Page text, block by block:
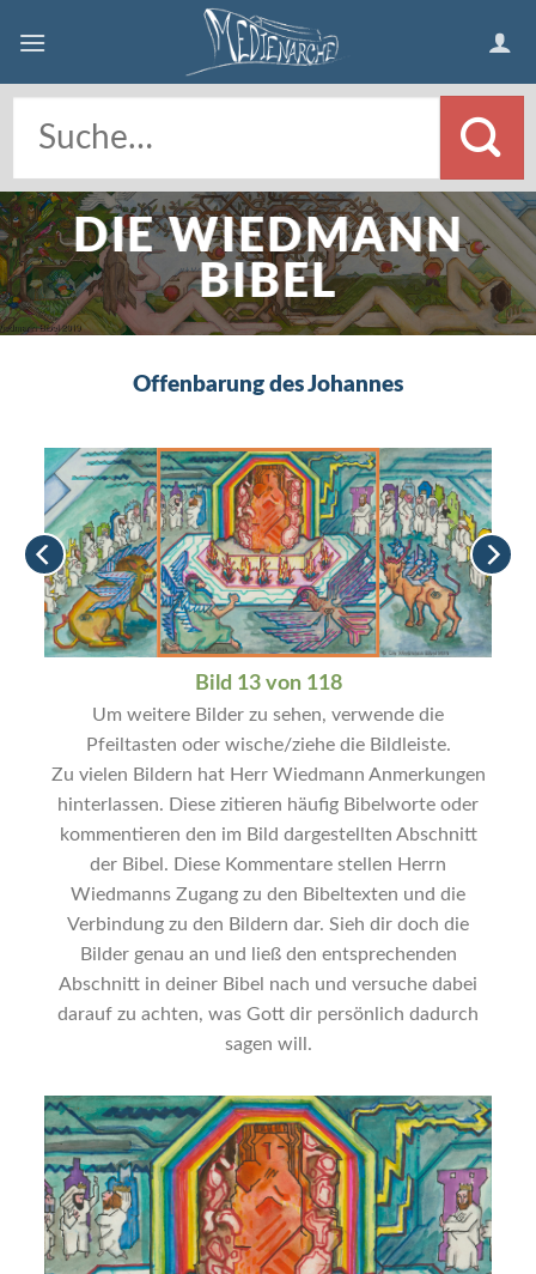
DIE WIEDMANN
BIBEL
Offenbarung des Johannes
Bild 13 von 118
Um weitere Bilder zu sehen, verwende die
Pfeiltasten oder wische/ziehe die Bildleiste.
Zu vielen Bildern hat Herr Wiedmann Anmerkungen
hinterlassen. Diese zitieren häufig Bibelworte oder
kommentieren den im Bild dargestellten Abschnitt
der Bibel. Diese Kommentare stellen Herrn
Wiedmanns Zugang zu den Bibeltexten und die
Verbindung zu den Bildern dar. Sieh dir doch die
Bilder genau an und ließ den entsprechenden
Abschnitt in deiner Bibel nach und versuche dabei
darauf zu achten, was Gott dir persönlich dadurch
sagen will.